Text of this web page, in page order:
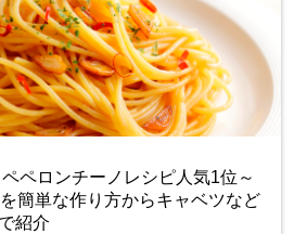
ペロンチーノレシピ人気1位～
簡単な作り方からキャベツなど
紹介